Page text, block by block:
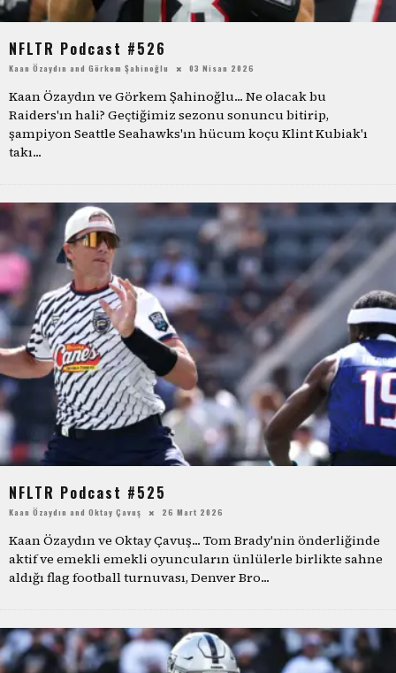
NFLTR Podcast #526
Kaan Özaydın and Görkem Şahinoğlu 03 Nisan 2026
Kaan Özaydın ve Görkem Şahinoğlu... Ne olacak bu
Raiders'ın hali? Geçtiğimiz sezonu sonuncu bitirip,
şampiyon Seattle Seahawks'ın hücum koçu Klint Kubiak'ı
takı...
NFLTR Podcast #525
Kaan Özaydın and Oktay Çavuş 26 Mart 2026
Kaan Özaydın ve Oktay Çavuş... Tom Brady'nin önderliğinde
aktif ve emekli emekli oyuncuların ünlülerle birlikte sahne
aldığı flag football turnuvası, Denver Bro...